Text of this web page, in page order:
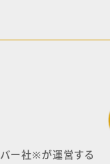
バー社※が運営する